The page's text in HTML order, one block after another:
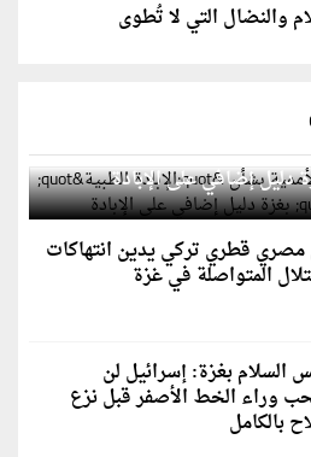
والنضال التي لا تُطوى
بشأن "الإبادة الطبية"
دليل إضافي على الإبادة
مصري قطري تركي يدين انتهاكات
المتواصلة في غزة
السلام بغزة: إسرائيل لن
وراء الخط الأصفر قبل نزع
بالكامل